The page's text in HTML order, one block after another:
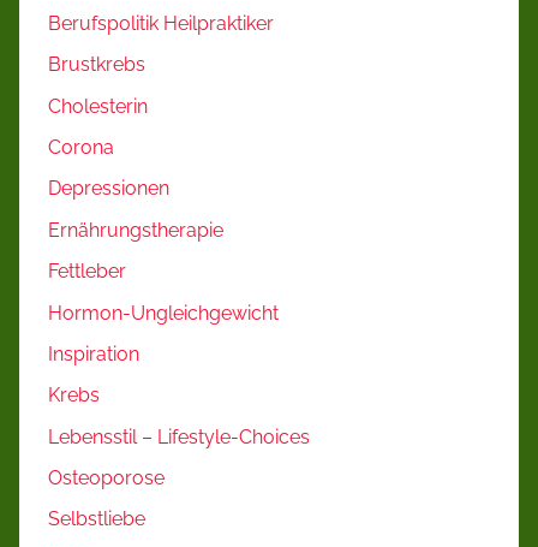
Berufspolitik Heilpraktiker
Brustkrebs
Cholesterin
Corona
Depressionen
Ernährungstherapie
Fettleber
Hormon-Ungleichgewicht
Inspiration
Krebs
Lebensstil – Lifestyle-Choices
Osteoporose
Selbstliebe